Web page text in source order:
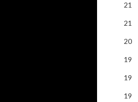
21
21
20
19
19
19